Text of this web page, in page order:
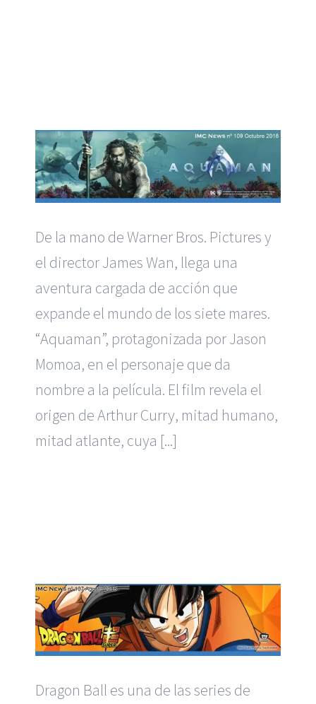
De la mano de Warner Bros. Pictures y
el director James Wan, llega una
aventura cargada de acción que
expande el mundo de los siete mares.
“Aquaman”, protagonizada por Jason
Momoa, en el personaje que da
nombre a la película. El film revela el
origen de Arthur Curry, mitad humano,
mitad atlante, cuya [...]
Dragon Ball es una de las series de